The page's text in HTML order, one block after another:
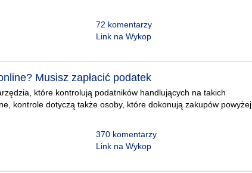
72 komentarzy
Link na Wykop
Musisz zapłacić podatek
które kontrolują podatników handlujących na takich
kontrole dotyczą także osoby, które dokonują zakupów powyżej
370 komentarzy
Link na Wykop